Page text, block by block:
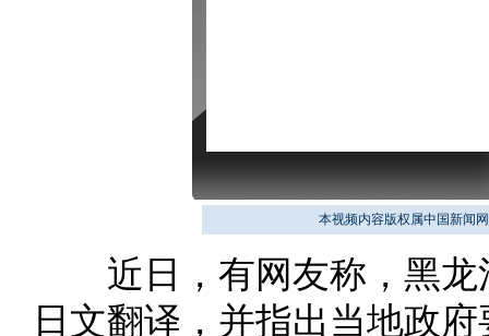
本视频内容版权属中国新闻
近日，有网友称，黑龙
日文翻译，并指出当地政